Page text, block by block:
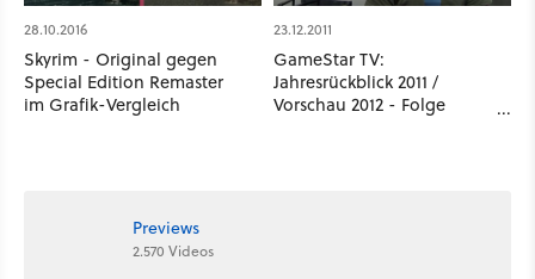
28.10.2016
Skyrim - Original gegen
Special Edition Remaster
im Grafik-Vergleich
23.12.2011
GameStar TV:
Jahresrückblick 2011 /
Vorschau 2012 - Folge
Previews
2.570 Videos